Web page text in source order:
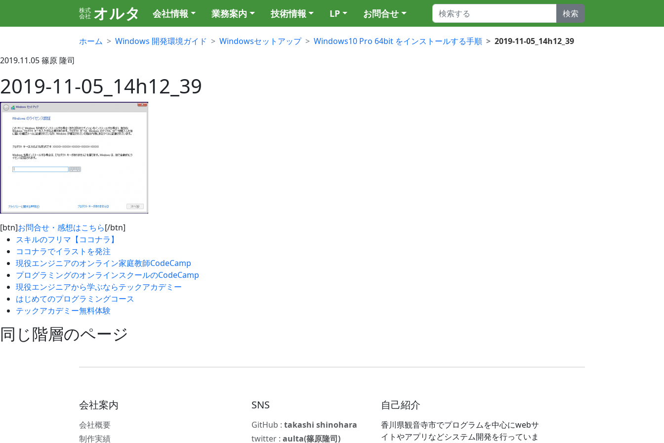
株式
会社 オルタ 会社情報 業務案内 技術情報 LP お問合せ 検索
ホーム Windows 開発環境ガイド Windowsセットアップ Windows10 Pro 64bit をインストールする手順
2019-11-05_14h12_39
2019.11.05篠原 隆司
2019-11-05_14h12_39
[btn]お問合せ・感想はこちら[/btn]
スキルのフリマ【ココナラ】
ココナラでイラストを発注
現役エンジニアのオンライン家庭教師CodeCamp
プログラミングのオンラインスクールのCodeCamp
現役エンジニアから学ぶならテックアカデミー
はじめてのプログラミングコース
テックアカデミー無料体験
同じ階層のページ
会社案内
会社概要
制作実績
SNS
GitHub :takashi shinohara
twitter :aulta(篠原隆司)
自己紹介
香川県観音寺市でプログラムを中心にwebサ
イトやアプリなどシステム開発を行っていま